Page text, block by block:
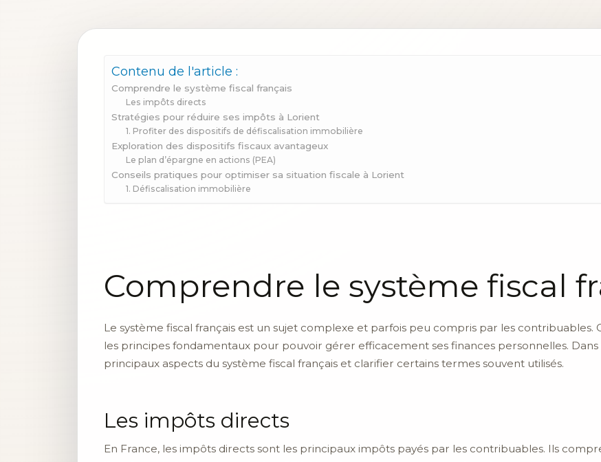
Contenu de l'article :
Comprendre le système fiscal français
Les impôts directs
Stratégies pour réduire ses impôts à Lorient
1. Profiter des dispositifs de défiscalisation immobilière
Exploration des dispositifs fiscaux avantageux
Le plan d’épargne en actions (PEA)
Conseils pratiques pour optimiser sa situation fiscale à Lorient
1. Défiscalisation immobilière
Comprendre le système fiscal
Le système fiscal français est un sujet complexe et parfois peu compris par les contribuables.
les principes fondamentaux pour pouvoir gérer efficacement ses finances personnelles.
principaux aspects du système fiscal français et clarifier certains termes souvent utilisés.
Les impôts directs
En France, les impôts directs sont les principaux impôts payés par les contribuables. Ils